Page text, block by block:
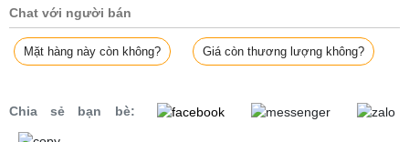
Chat với người bán
Mặt hàng này còn không? Giá còn thương lượng không?
Chia sẻ bạn bè: